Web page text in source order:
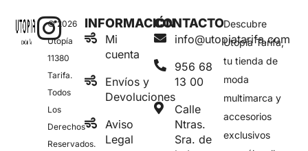
© 2026
Utopía
11380
Tarifa.
Todos
Los
Derechos
Reservados.
Descubre
Utopía Tarifa,
tu tienda de
moda
multimarca y
accesorios
exclusivos
CONTACTO
info@utopiatarifa.com
956 68
13 00
Calle
Ntras.
Sra. de
INFORMACIÓN
Mi
cuenta
Envíos y
Devoluciones
Aviso
Legal